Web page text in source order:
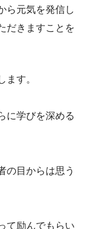
ら元気を発信し
だきますことを
ます。
に学びを深める
の目からは思う
て励んでもらい